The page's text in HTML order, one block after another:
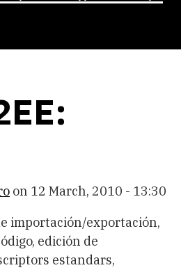
on 12 March, 2010 - 13:30
importación/exportación,
edición de
estandars,